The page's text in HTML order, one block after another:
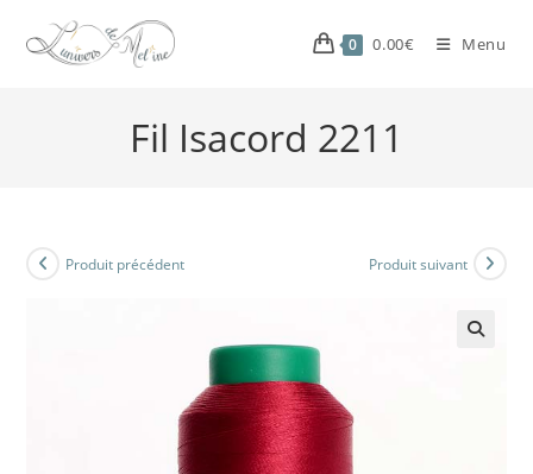
0 0.00€ Menu
Fil Isacord 2211
Produit précédent Produit suivant